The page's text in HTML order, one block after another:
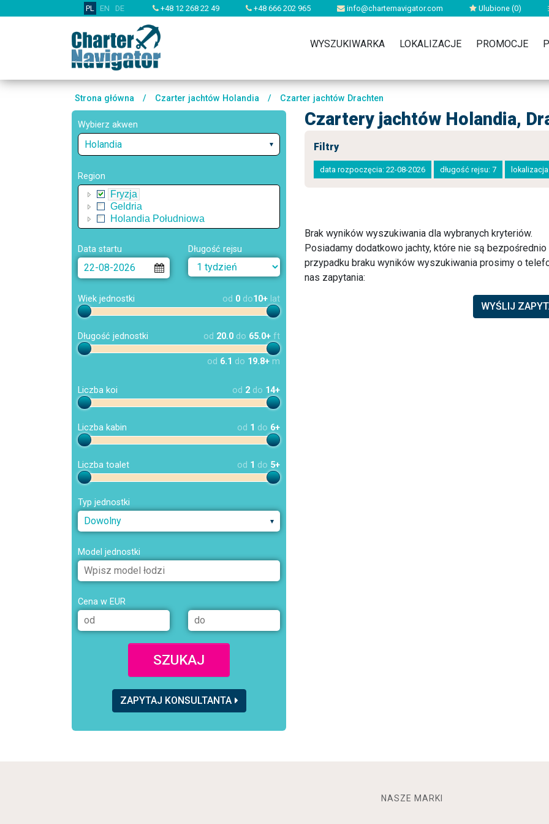
PL EN DE +48 12 268 22 49 +48 666 202 965 info@charternavigator.com Ulubione (0)
WYSZUKIWARKA LOKALIZACJE PROMOCJE
Strona główna / Czarter jachtów Holandia / Czarter jachtów Drachten
Wybierz akwen
Holandia
Region
Fryzja
Geldria
Holandia Południowa
Data startu Długość rejsu
Wiek jednostki od 0 do10+ lat
Długość jednostki od 20.0 do 65.0+ ft
od 6.1 do 19.8+ m
Liczba koi od 2 do 14+
Liczba kabin od 1 do 6+
Liczba toalet od 1 do 5+
Typ jednostki
Dowolny
Model jednostki
Cena w EUR
SZUKAJ
ZAPYTAJ KONSULTANTA
Czartery jachtów Holandia,
Filtry
data rozpoczęcia: 22-08-2026 długość rejsu: 7
Brak wyników wyszukiwania dla wybranych kryteriów.
Posiadamy dodatkowo jachty, które nie są
przypadku braku wyników wyszukiwania prosimy o
nas zapytania:
WYŚLIJ
NASZE MARKI